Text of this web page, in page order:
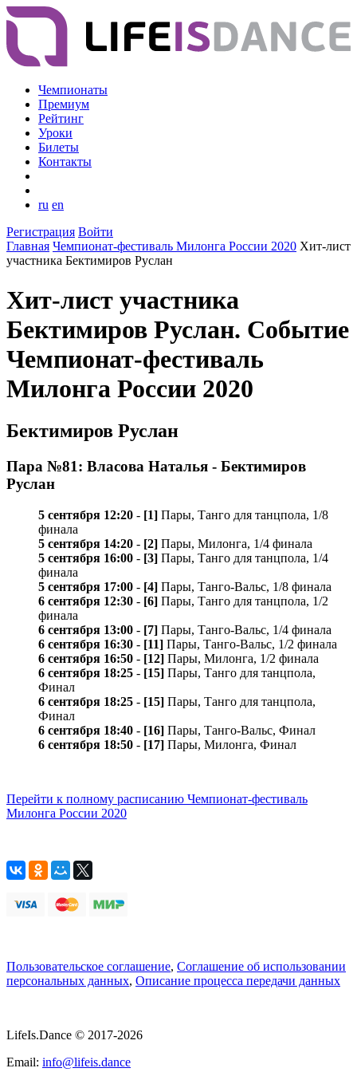
Чемпионаты
Премиум
Рейтинг
Уроки
Билеты
Контакты
ru en
Регистрация Войти
Главная Чемпионат-фестиваль Милонга России 2020 Хит-лист
участника Бектимиров Руслан
Хит-лист участника
Бектимиров Руслан. Событие
Чемпионат-фестиваль
Милонга России 2020
Бектимиров Руслан
Пара №81: Власова Наталья - Бектимиров
Руслан
5 сентября 12:20 - [1] Пары, Танго для танцпола, 1/8
финала
5 сентября 14:20 - [2] Пары, Милонга, 1/4 финала
5 сентября 16:00 - [3] Пары, Танго для танцпола, 1/4
финала
5 сентября 17:00 - [4] Пары, Танго-Вальс, 1/8 финала
6 сентября 12:30 - [6] Пары, Танго для танцпола, 1/2
финала
6 сентября 13:00 - [7] Пары, Танго-Вальс, 1/4 финала
6 сентября 16:30 - [11] Пары, Танго-Вальс, 1/2 финала
6 сентября 16:50 - [12] Пары, Милонга, 1/2 финала
6 сентября 18:25 - [15] Пары, Танго для танцпола,
Финал
6 сентября 18:25 - [15] Пары, Танго для танцпола,
Финал
6 сентября 18:40 - [16] Пары, Танго-Вальс, Финал
6 сентября 18:50 - [17] Пары, Милонга, Финал
Перейти к полному расписанию Чемпионат-фестиваль
Милонга России 2020
Пользовательское соглашение, Соглашение об использовании
персональных данных, Описание процесса передачи данных
LifeIs.Dance © 2017-2026
Email: info@lifeis.dance